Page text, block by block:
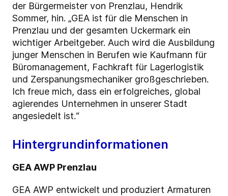
der Bürgermeister von Prenzlau, Hendrik
Sommer, hin. „GEA ist für die Menschen in
Prenzlau und der gesamten Uckermark ein
wichtiger Arbeitgeber. Auch wird die Ausbildung
junger Menschen in Berufen wie Kaufmann für
Büromanagement, Fachkraft für Lagerlogistik
und Zerspanungsmechaniker großgeschrieben.
Ich freue mich, dass ein erfolgreiches, global
agierendes Unternehmen in unserer Stadt
angesiedelt ist.“
Hintergrundinformationen
GEA AWP Prenzlau
GEA AWP entwickelt und produziert Armaturen